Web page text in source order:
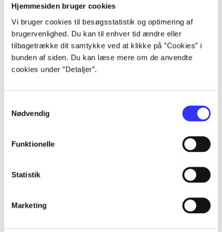
Hjemmesiden bruger cookies
Vi bruger cookies til besøgsstatistik og optimering af
brugervenlighed. Du kan til enhver tid ændre eller
tilbagetrække dit samtykke ved at klikke på ”Cookies” i
bunden af siden. Du kan læse mere om de anvendte
cookies under ”Detaljer”.
Nødvendig
Funktionelle
Statistik
Marketing
Artikler
Alle registrerede artikler fordelt på udgivelser
...
...
...
...